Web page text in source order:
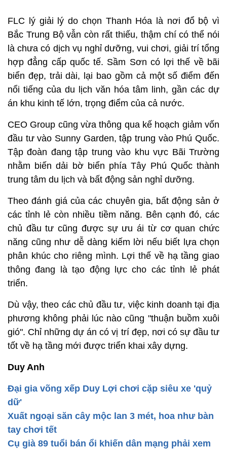
FLC lý giải lý do chọn Thanh Hóa là nơi đổ bộ vì
Bắc Trung Bộ vẫn còn rất thiếu, thậm chí có thể nói
là chưa có dịch vụ nghỉ dưỡng, vui chơi, giải trí tổng
hợp đẳng cấp quốc tế. Sầm Sơn có lợi thế về bãi
biển đẹp, trải dài, lại bao gồm cả một số điểm đến
nổi tiếng của du lịch văn hóa tâm linh, gần các dự
án khu kinh tế lớn, trọng điểm của cả nước.
CEO Group cũng vừa thông qua kế hoạch giảm vốn
đầu tư vào Sunny Garden, tập trung vào Phú Quốc.
Tập đoàn đang tập trung vào khu vực Bãi Trường
nhằm biến dải bờ biển phía Tây Phú Quốc thành
trung tâm du lịch và bất động sản nghỉ dưỡng.
Theo đánh giá của các chuyên gia, bất động sản ở
các tỉnh lẻ còn nhiều tiềm năng. Bên cạnh đó, các
chủ đầu tư cũng được sự ưu ái từ cơ quan chức
năng cũng như dễ dàng kiếm lời nếu biết lựa chọn
phân khúc cho riêng mình. Lợi thế về hạ tầng giao
thông đang là tạo động lực cho các tỉnh lẻ phát
triển.
Dù vậy, theo các chủ đầu tư, việc kinh doanh tại địa
phương không phải lúc nào cũng "thuận buồm xuôi
gió". Chỉ những dự án có vị trí đẹp, nơi có sự đầu tư
tốt về hạ tầng mới được triển khai xây dựng.
Duy Anh
Đại gia võng xếp Duy Lợi chơi cặp siêu xe 'quỷ
dữ'
Xuất ngoại săn cây mộc lan 3 mét, hoa như bàn
tay chơi tết
Cụ già 89 tuổi bán ổi khiến dân mạng phải xem